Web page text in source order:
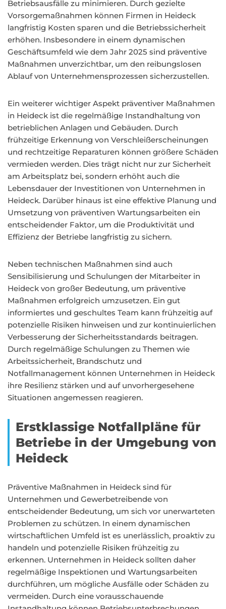
Betriebsausfälle zu minimieren. Durch gezielte
Vorsorgemaßnahmen können Firmen in Heideck
langfristig Kosten sparen und die Betriebssicherheit
erhöhen. Insbesondere in einem dynamischen
Geschäftsumfeld wie dem Jahr 2025 sind präventive
Maßnahmen unverzichtbar, um den reibungslosen
Ablauf von Unternehmensprozessen sicherzustellen.
Ein weiterer wichtiger Aspekt präventiver Maßnahmen
in Heideck ist die regelmäßige Instandhaltung von
betrieblichen Anlagen und Gebäuden. Durch
frühzeitige Erkennung von Verschleißerscheinungen
und rechtzeitige Reparaturen können größere Schäden
vermieden werden. Dies trägt nicht nur zur Sicherheit
am Arbeitsplatz bei, sondern erhöht auch die
Lebensdauer der Investitionen von Unternehmen in
Heideck. Darüber hinaus ist eine effektive Planung und
Umsetzung von präventiven Wartungsarbeiten ein
entscheidender Faktor, um die Produktivität und
Effizienz der Betriebe langfristig zu sichern.
Neben technischen Maßnahmen sind auch
Sensibilisierung und Schulungen der Mitarbeiter in
Heideck von großer Bedeutung, um präventive
Maßnahmen erfolgreich umzusetzen. Ein gut
informiertes und geschultes Team kann frühzeitig auf
potenzielle Risiken hinweisen und zur kontinuierlichen
Verbesserung der Sicherheitsstandards beitragen.
Durch regelmäßige Schulungen zu Themen wie
Arbeitssicherheit, Brandschutz und
Notfallmanagement können Unternehmen in Heideck
ihre Resilienz stärken und auf unvorhergesehene
Situationen angemessen reagieren.
Erstklassige Notfallpläne für
Betriebe in der Umgebung von
Heideck
Präventive Maßnahmen in Heideck sind für
Unternehmen und Gewerbetreibende von
entscheidender Bedeutung, um sich vor unerwarteten
Problemen zu schützen. In einem dynamischen
wirtschaftlichen Umfeld ist es unerlässlich, proaktiv zu
handeln und potenzielle Risiken frühzeitig zu
erkennen. Unternehmen in Heideck sollten daher
regelmäßige Inspektionen und Wartungsarbeiten
durchführen, um mögliche Ausfälle oder Schäden zu
vermeiden. Durch eine vorausschauende